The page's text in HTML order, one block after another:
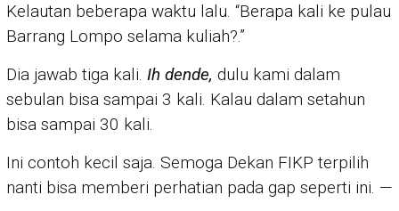
Kelautan beberapa waktu lalu. “Berapa kali ke pulau
Barrang Lompo selama kuliah?.”
Dia jawab tiga kali. Ih dende, dulu kami dalam
sebulan bisa sampai 3 kali. Kalau dalam setahun
bisa sampai 30 kali.
Ini contoh kecil saja. Semoga Dekan FIKP terpilih
nanti bisa memberi perhatian pada gap seperti ini. —